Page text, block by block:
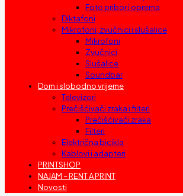
Foto pribor i oprema
Diktafoni
Mikrofoni, zvučnici i slušalice
Mikrofoni
Zvučnici
Slušalice
Soundbar
Dom i slobodno vrijeme
Televizori
Prečišćivači zraka i filteri
Prečišćivači zraka
Filteri
Električna bicikla
Kablovi i adapteri
PRINTSHOP
NAJAM – RENT A PRINT
Novosti